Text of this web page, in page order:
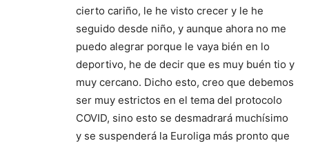
cierto cariño, le he visto crecer y le he
seguido desde niño, y aunque ahora no me
puedo alegrar porque le vaya bién en lo
deportivo, he de decir que es muy buén tio y
muy cercano. Dicho esto, creo que debemos
ser muy estrictos en el tema del protocolo
COVID, sino esto se desmadrará muchísimo
y se suspenderá la Euroliga más pronto que